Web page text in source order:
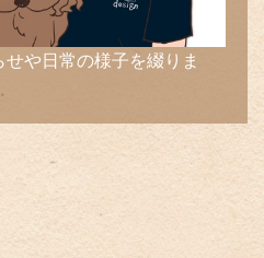
や日常の様子を綴りま